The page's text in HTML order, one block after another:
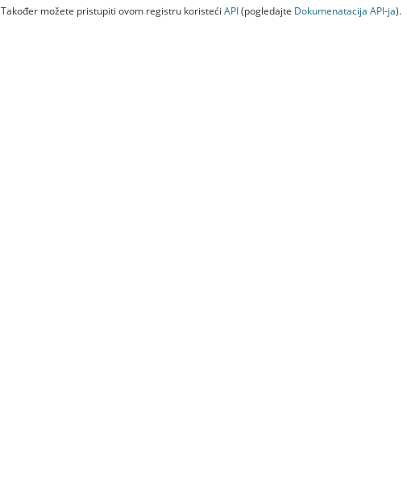
Također možete pristupiti ovom registru koristeći API(pogledajte Dokumenаtаcijа API-jа).